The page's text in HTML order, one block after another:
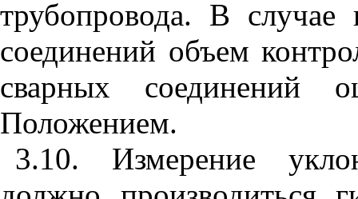
трубопровода. В случае
соединений объем
сварных соединений
Положением.
3.10. Измерение